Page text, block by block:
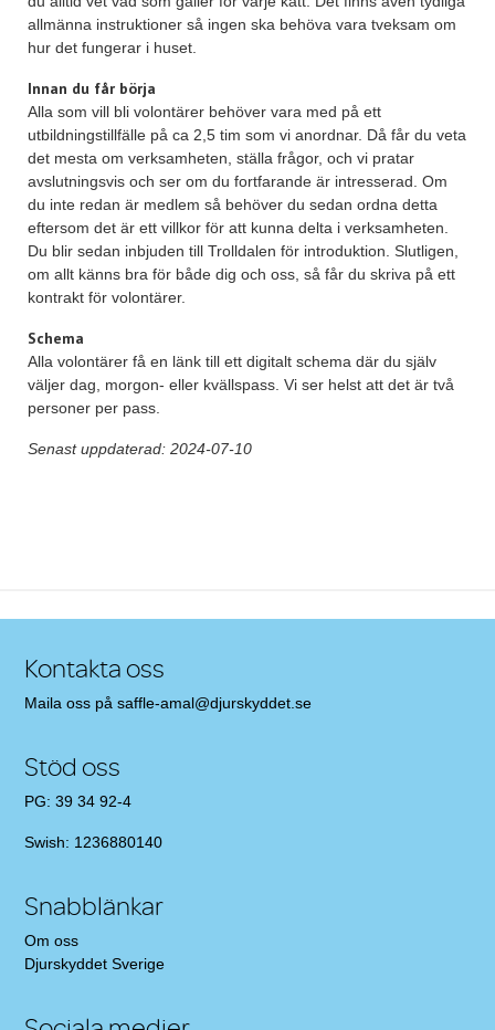
allmänna instruktioner så ingen ska behöva vara tveksam om
hur det fungerar i huset.
Innan du får börja
Alla som vill bli volontärer behöver vara med på ett
utbildningstillfälle på ca 2,5 tim som vi anordnar. Då får du veta
det mesta om verksamheten, ställa frågor, och vi pratar
avslutningsvis och ser om du fortfarande är intresserad. Om
du inte redan är medlem så behöver du sedan ordna detta
eftersom det är ett villkor för att kunna delta i verksamheten.
Du blir sedan inbjuden till Trolldalen för introduktion. Slutligen,
om allt känns bra för både dig och oss, så får du skriva på ett
kontrakt för volontärer.
Schema
Alla volontärer få en länk till ett digitalt schema där du själv
väljer dag, morgon- eller kvällspass. Vi ser helst att det är två
personer per pass.
Senast uppdaterad: 2024-07-10
Kontakta oss
Maila oss påsaffle-amal@djurskyddet.se
Stöd oss
PG: 39 34 92-4
Swish: 1236880140
Snabblänkar
Om oss
Djurskyddet Sverige